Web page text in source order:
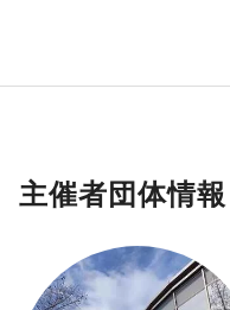
主催者団体情報